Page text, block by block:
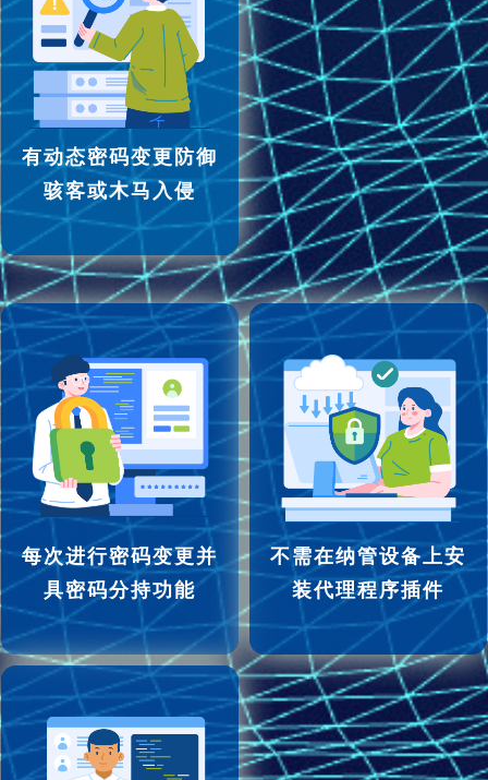
有动态密码变更防御
骇客或木马入侵
每次进行密码变更并
具密码分持功能
不需在纳管设备上安
装代理程序插件